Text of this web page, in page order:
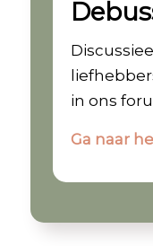
in ons
Ga naar